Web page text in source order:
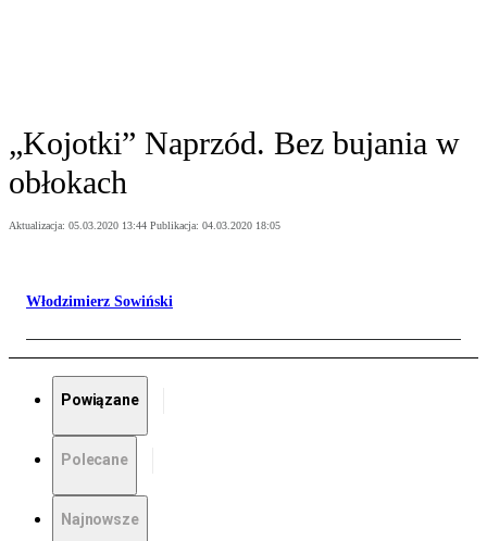
„Kojotki” Naprzód. Bez bujania w
obłokach
Aktualizacja: 05.03.2020 13:44 Publikacja: 04.03.2020 18:05
Włodzimierz Sowiński
Powiązane
Polecane
Najnowsze